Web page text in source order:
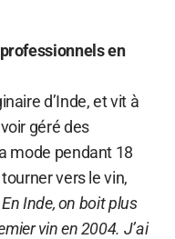
en
d’Inde, et vit à
géré des
mode pendant 18
vers le vin,
En Inde, on boit plus
vin en 2004. J’ai